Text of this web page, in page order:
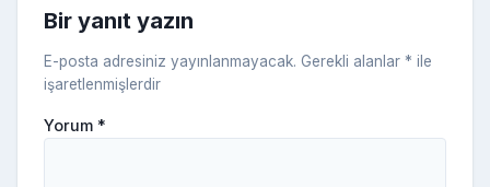
ki
Bir yanıt yazın
E-posta adresiniz yayınlanmayacak. Gerekli alanlar * ile
işaretlenmişlerdir
Yorum *